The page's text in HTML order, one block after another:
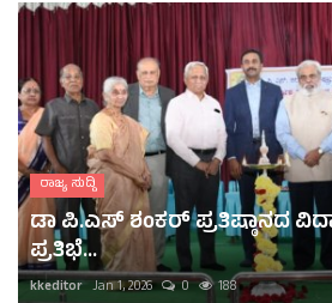
ರಾಜ್ಯ ಸುದ್ದಿ
ಡಾ ಪಿ.ಎಸ್ ಶಂಕರ್ ಪ್ರತಿಷ್ಠಾನದ
ಪ್ರತಿಭೆ...
kkeditor Jan 1, 2026 0 188